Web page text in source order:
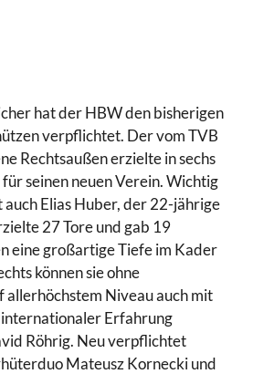
hat der HBW den bisherigen
verpflichtet. Der vom TVB
Rechtsaußen erzielte in sechs
seinen neuen Verein. Wichtig
Elias Huber, der 22-jährige
27 Tore und gab 19
eine großartige Tiefe im Kader
können sie ohne
Niveau auch mit
Erfahrung
Röhrig. Neu verpflichtet
Mateusz Kornecki und